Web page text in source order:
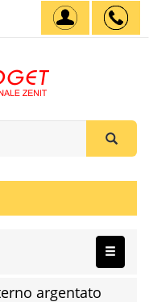
argentato